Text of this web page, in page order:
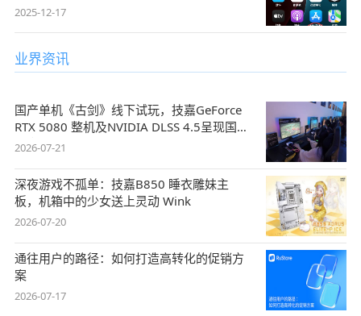
2025-12-17
业界资讯
国产单机《古剑》线下试玩，技嘉GeForce
RTX 5080 整机及NVIDIA DLSS 4.5呈现国风
盛宴
2026-07-21
深夜游戏不孤单：技嘉B850 睡衣雕妹主
板，机箱中的少女送上灵动 Wink
2026-07-20
通往用户的路径：如何打造高转化的促销方
案
2026-07-17